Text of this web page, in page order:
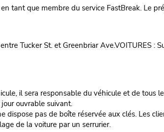
tant que membre du service FastBreak. Le
Tucker St. et Greenbriar Ave.VOITURES :
il sera responsable du véhicule et de tous
ouvrable suivant.
pas de boîte réservée aux clés. Les
de la voiture par un serrurier.